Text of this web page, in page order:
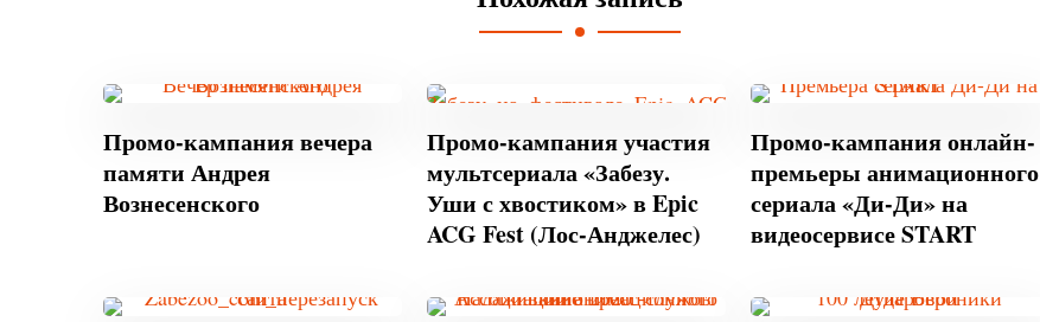
Промо-кампания вечера
памяти Андрея
Вознесенского
Промо-кампания участия
мультсериала «Забезу.
Уши с хвостиком» в Epic
ACG Fest (Лос-Анджелес)
Промо-кампания онлайн-
премьеры анимационного
сериала «Ди-Ди» на
видеосервисе START